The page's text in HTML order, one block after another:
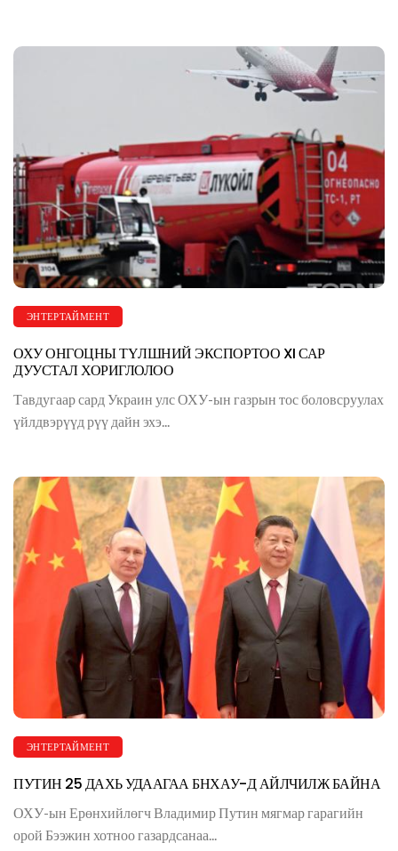
ЭНТЕРТАЙМЕНТ
ОХУ ОНГОЦНЫ ТҮЛШНИЙ ЭКСПОРТОО XI САР
ДУУСТАЛ ХОРИГЛОЛОО
Тавдугаар сард Украин улс ОХУ-ын газрын тос боловсруулах
үйлдвэрүүд рүү дайн эхэ...
ЭНТЕРТАЙМЕНТ
ПУТИН 25 ДАХЬ УДААГАА БНХАУ-Д АЙЛЧИЛЖ БАЙНА
ОХУ-ын Ерөнхийлөгч Владимир Путин мягмар гарагийн
орой Бээжин хотноо газардсанаа...